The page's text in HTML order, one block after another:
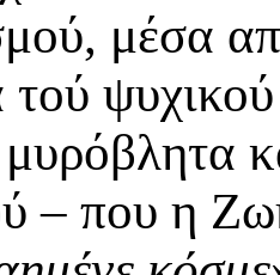
μέσα
– που η